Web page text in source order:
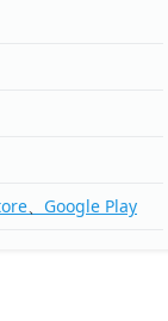
Google Play